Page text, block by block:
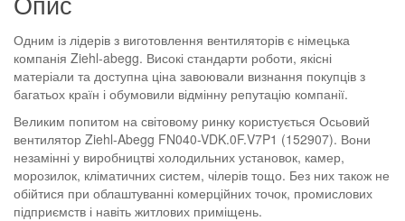
Одним із лідерів з виготовлення вентиляторів є німецька
компанія Ziehl-abegg. Високі стандарти роботи, якісні
матеріали та доступна ціна завоювали визнання покупців з
багатьох країн і обумовили відмінну репутацію компанії.
Великим попитом на світовому ринку користується Осьовий
вентилятор Ziehl-Abegg FN040-VDK.0F.V7P1 (152907). Вони
незамінні у виробництві холодильних установок, камер,
морозилок, кліматичних систем, чілерів тощо. Без них також не
обійтися при облаштуванні комерційних точок, промислових
підприємств і навіть житлових приміщень.